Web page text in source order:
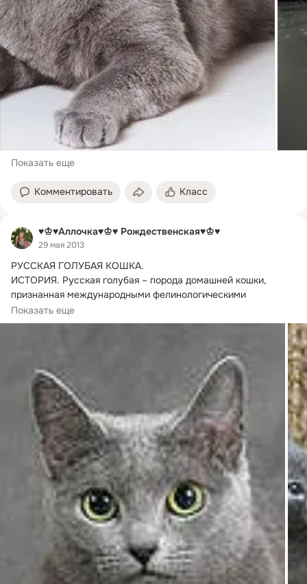
Показать еще
Комментировать Класс
♥♔♥Аллочка♥♔♥ Рождественская♥♔♥
29 мая 2013
РУССКАЯ ГОЛУБАЯ КОШКА.
ИСТОРИЯ. Русская голубая – порода домашней кошки,
признанная международными фелинологическими
организациями,...
Показать еще